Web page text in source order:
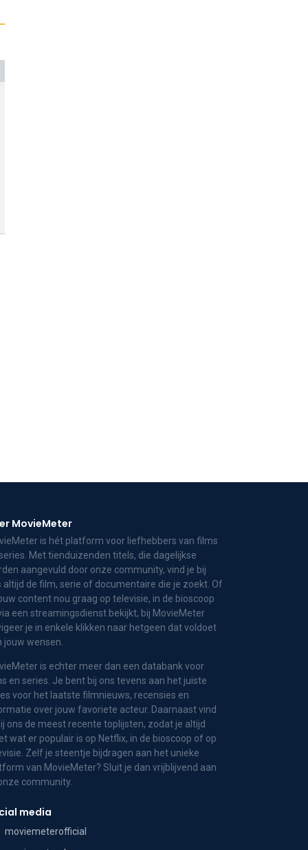
MovieMeter
is hét platform voor liefhebbers van films
Met tienduizenden titels, die dagelijkse
aangevuld door onze community, vind je bij
altijd de film, serie of documentaire die je zoekt. Of
content nou graag op televisie, in de bioscoop
een streamingsdienst bekijkt, bij MovieMeter
je in enkele klikken naar hetgeen dat voldoet
jouw wensen.
is echter meer dan een databank voor
en series. Je bent bij ons tevens aan het juiste
voor het laatste filmnieuws, recensies en
over jouw favoriete acteur. Daarnaast vind
ons de meest recente toplijsten, zodat je altijd
wat er populair is op Netflix, in de bioscoop of op
Zelf je steentje bijdragen aan het unieke
van MovieMeter? Sluit je dan vrijblijvend aan
community.
media
moviemeterofficial